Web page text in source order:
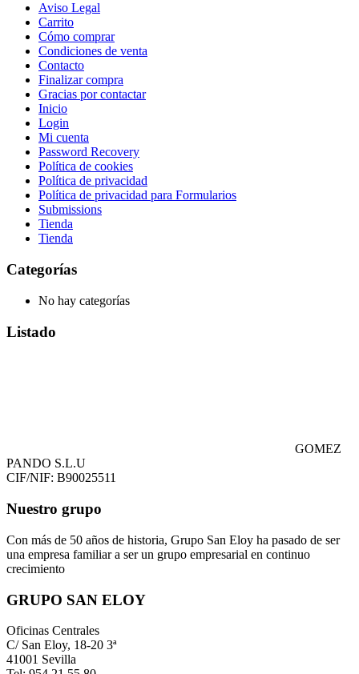
Aviso Legal
Carrito
Cómo comprar
Condiciones de venta
Contacto
Finalizar compra
Gracias por contactar
Inicio
Login
Mi cuenta
Password Recovery
Política de cookies
Política de privacidad
Política de privacidad para Formularios
Submissions
Tienda
Tienda
Categorías
No hay categorías
Listado
GOMEZ
PANDO S.L.U
CIF/NIF: B90025511
Nuestro grupo
Con más de 50 años de historia, Grupo San Eloy ha pasado de ser
una empresa familiar a ser un grupo empresarial en continuo
crecimiento
GRUPO SAN ELOY
Oficinas Centrales
C/ San Eloy, 18-20 3ª
41001 Sevilla